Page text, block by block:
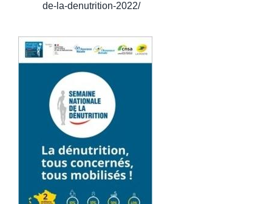
de-la-denutrition-2022/